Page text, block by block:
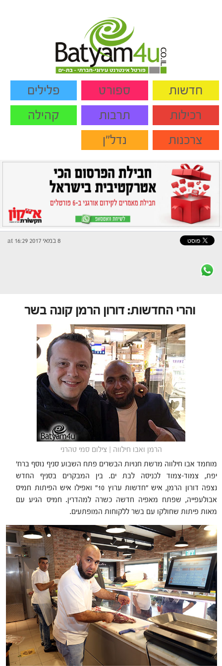
חדשות ספורט
פלילים
רכילות
תרבות
קהילה
צרכנות
נדל"ן
8 במאי 2017 at 16:29
והרי החדשות: דורון הרמן קונה בשר
הרמן ואבו חילווה | צילום סמי טהרני
מוחמד אבו חילווה מרשת חנויות הבשרים פתח השבוע סניף נוסף ברח'
יפת, צמוד-צמוד לכניסה לבת ים. בין המבקרים בסניף החדש
נצפה דורון הרמן, איש "חדשות ערוץ 10" ואפילו איש הפיתות חמיס
אבולעפייה, שפתח מאפיה חדשה כשרה למהדרין. חמיס הגיע עם
מאות פיתות שחולקו עם בשר ללקוחות המופתעים.